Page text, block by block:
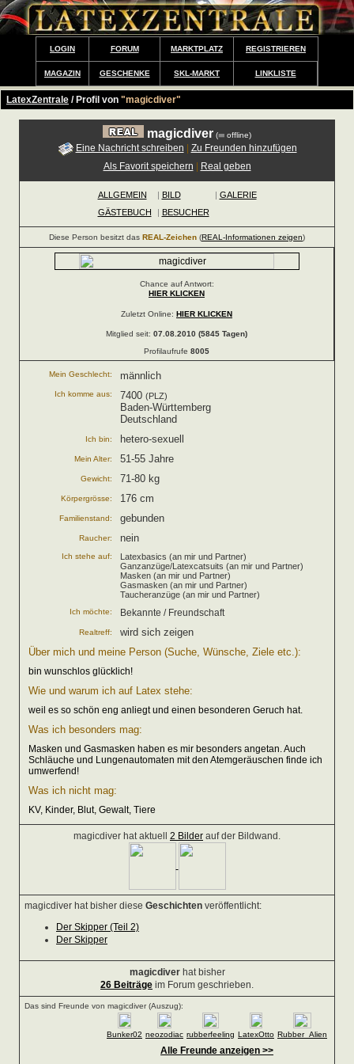
LOGIN FORUM MARKTPLATZ REGISTRIEREN
MAGAZIN GESCHENKE SKL-MARKT LINKLISTE
LatexZentrale / Profil von "magicdiver"
magicdiver ( offline)
Eine Nachricht schreiben
Zu Freunden hinzufügen
Als Favorit speichern
Real geben
ALLGEMEIN | BILD | GALERIE
GÄSTEBUCH
| BESUCHER
Diese Person besitzt das REAL-Zeichen (REAL-Informationen zeigen)
Chance auf Antwort:
HIER KLICKEN
Zuletzt Online: HIER KLICKEN
Mitglied seit: 07.08.2010 (5845 Tagen)
Profilaufrufe 8005
Mein Geschlecht: männlich
Ich komme aus: 7400 (PLZ)
Baden-Württemberg
Deutschland
Ich bin: hetero-sexuell
Mein Alter: 51-55 Jahre
Gewicht: 71-80 kg
Körpergrösse: 176 cm
Familienstand: gebunden
Raucher: nein
Ich stehe auf:
Latexbasics (an mir und Partner)
Ganzanzüge/Latexcatsuits (an mir und Partner)
Masken (an mir und Partner)
Gasmasken (an mir und Partner)
Taucheranzüge (an mir und Partner)
Ich möchte: Bekannte / Freundschaft
Realtreff:
wird sich zeigen
Über mich und meine Person (Suche, Wünsche, Ziele etc.):
bin wunschlos glücklich!
Wie und warum ich auf Latex stehe:
weil es so schön eng anliegt und einen besonderen Geruch hat.
Was ich besonders mag:
Masken und Gasmasken haben es mir besonders angetan. Auch
Schläuche und Lungenautomaten mit den Atemgeräuschen finde ich
umwerfend!
Was ich nicht mag:
KV, Kinder, Blut, Gewalt, Tiere
magicdiver hat aktuell 2 Bilder auf der Bildwand.
magicdiver hat bisher diese Geschichten veröffentlicht:
Der Skipper (Teil 2)
Der Skipper
magicdiverhat bisher
26 Beiträge im Forum geschrieben.
Das sind Freunde von magicdiver (Auszug):
Bunker02 neozodiac rubberfeeling LatexOtto Rubber_Alien
Alle Freunde anzeigen >>